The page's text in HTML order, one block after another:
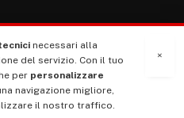
×
necessari alla
del servizio. Con il tuo
per personalizzare
navigazione migliore,
il nostro traffico.